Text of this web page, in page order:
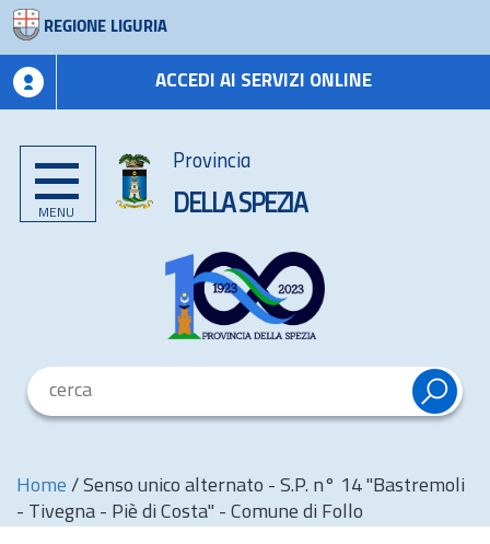
REGIONE LIGURIA
ACCEDI AI SERVIZI ONLINE
MENU
Provincia
DELLA SPEZIA
Home / Senso unico alternato - S.P. n° 14 "Bastremoli
- Tivegna - Piè di Costa" - Comune di Follo